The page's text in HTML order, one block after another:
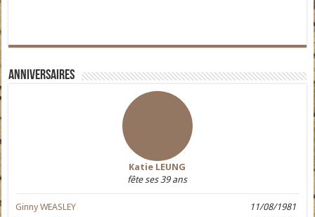
Anniversaires
Katie LEUNG
fête ses 39 ans
Ginny WEASLEY
11/08/1981